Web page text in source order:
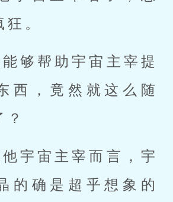
。
够帮助宇宙主宰提
西，竟然就这么随
宇宙主宰而言，宇
的确是超乎想象的